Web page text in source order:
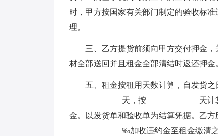
时，甲方按国家有关部门制定的验收标
理。
三、乙方提货前须向甲方交付押金
材全部送回并且租金全部清结时返还押金
五、租金按租用天数计算，自发货
_____________天，按_____________
金。以发货单和验收单为结算凭据。乙
_____________‰加收违约金至租金缴清